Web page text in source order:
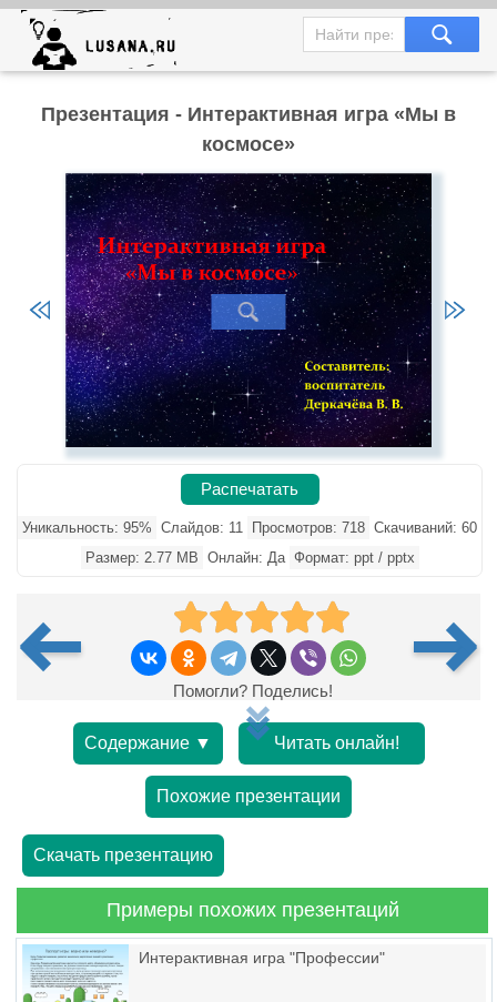
Презентация - Интерактивная игра «Мы в
космосе»
Распечатать
Уникальность: 95% Слайдов: 11 Просмотров: 718 Скачиваний: 60
Размер: 2.77 MB Онлайн: Да Формат: ppt / pptx
Помогли? Поделись!
Содержание ▼ Читать онлайн!
Похожие презентации
Скачать презентацию
Примеры похожих презентаций
Интерактивная игра "Профессии"